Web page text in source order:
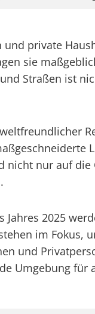
private
sie
Straßen ist
nicht nur auf
2025
im
und
Umgebung für